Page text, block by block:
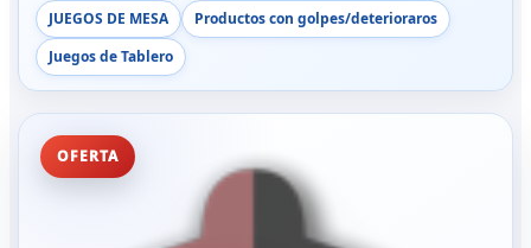
JUEGOS DE MESA
Productos con golpes/deterioraros
Juegos de Tablero
OFERTA